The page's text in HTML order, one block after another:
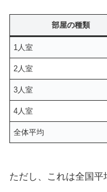
部屋の種類
1人室
2人室
3人室
4人室
全体平均
ただし、これは全国平